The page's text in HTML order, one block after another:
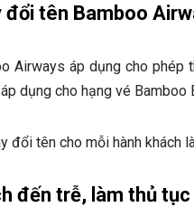
đổi tên Bamboo
Airways áp dụng cho phép
dụng cho hạng vé Bamboo
đổi tên cho mỗi hành khách
đến trễ, làm thủ